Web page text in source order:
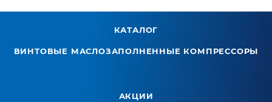
КАТАЛОГ
ВИНТОВЫЕ МАСЛОЗАПОЛНЕННЫЕ КОМПРЕССОРЫ
АКЦИИ